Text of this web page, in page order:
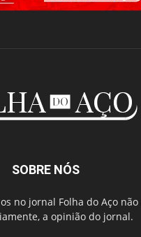
SOBRE NÓS
no jornal Folha do Aço
a opinião do jornal.